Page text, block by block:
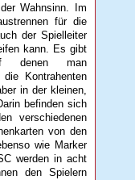
Wahnsinn. Im
für die
der Spielleiter
kann. Es gibt
denen man
Kontrahenten
in der kleinen,
befinden sich
verschiedenen
von den
wie Marker
werden in acht
den Spielern